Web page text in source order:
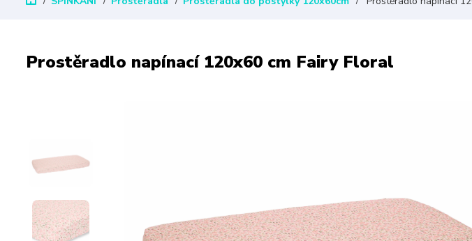
Prostěradlo napínací 120x60 cm Fairy Floral